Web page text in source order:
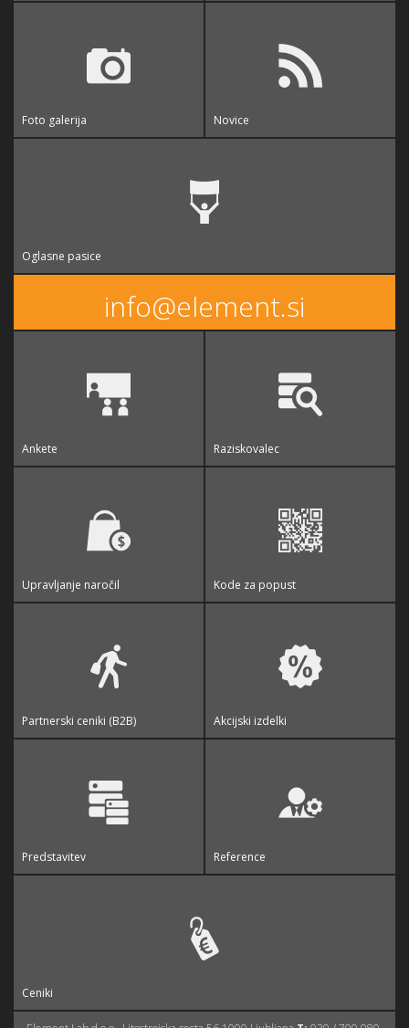
Foto galerija Novice
Oglasne pasice
info@element.si
Ankete Raziskovalec
Upravljanje naročil Kode za popust
Partnerski ceniki (B2B) Akcijski izdelki
Predstavitev Reference
Ceniki